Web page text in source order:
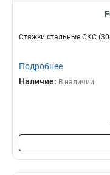
Стяжки стальные СКС
Подробнее
Наличие: В наличии